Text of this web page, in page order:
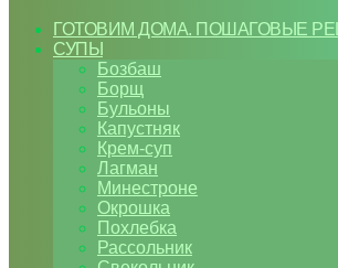
ГОТОВИМ ДОМА. ПОШАГОВЫЕ
СУПЫ
Бозбаш
Борщ
Бульоны
Капустняк
Крем-суп
Лагман
Минестроне
Окрошка
Похлебка
Рассольник